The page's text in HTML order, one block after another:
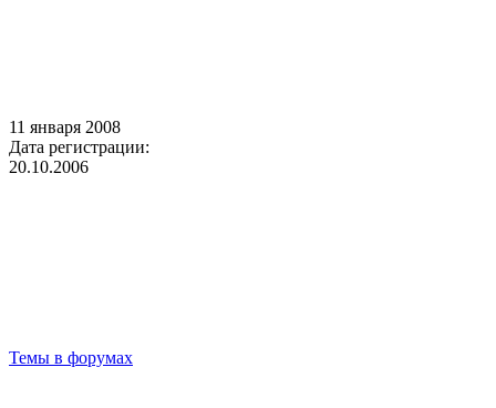
11 января 2008
Дата регистрации:
20.10.2006
Темы в форумах